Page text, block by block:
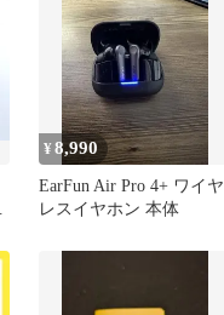
¥8,990
EarFun Air Pro 4+ ワイヤ
レスイヤホン 本体